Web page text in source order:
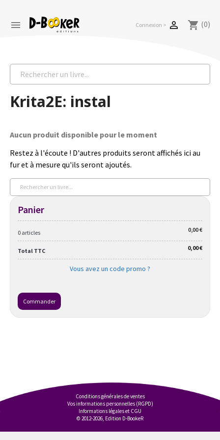
 Connexion >  shopping_cart (0)
Krita2E: instal
Aucun produit disponible pour le moment
Restez à l'écoute ! D'autres produits seront affichés ici au
fur et à mesure qu'ils seront ajoutés.
Panier
0 articles 0,00 €
Total TTC 0,00 €
Vous avez un code promo ?
Commander
Conditions générales de ventes
Vos informations personnelles (RGPD)
Informations légales et CGU
© 2012-2026, Edition D-BookeR